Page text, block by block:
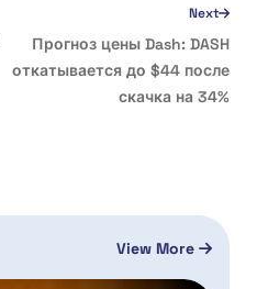
Next
Прогноз цены Dash: DASH
откатывается до $44 после
скачка на 34%
View More